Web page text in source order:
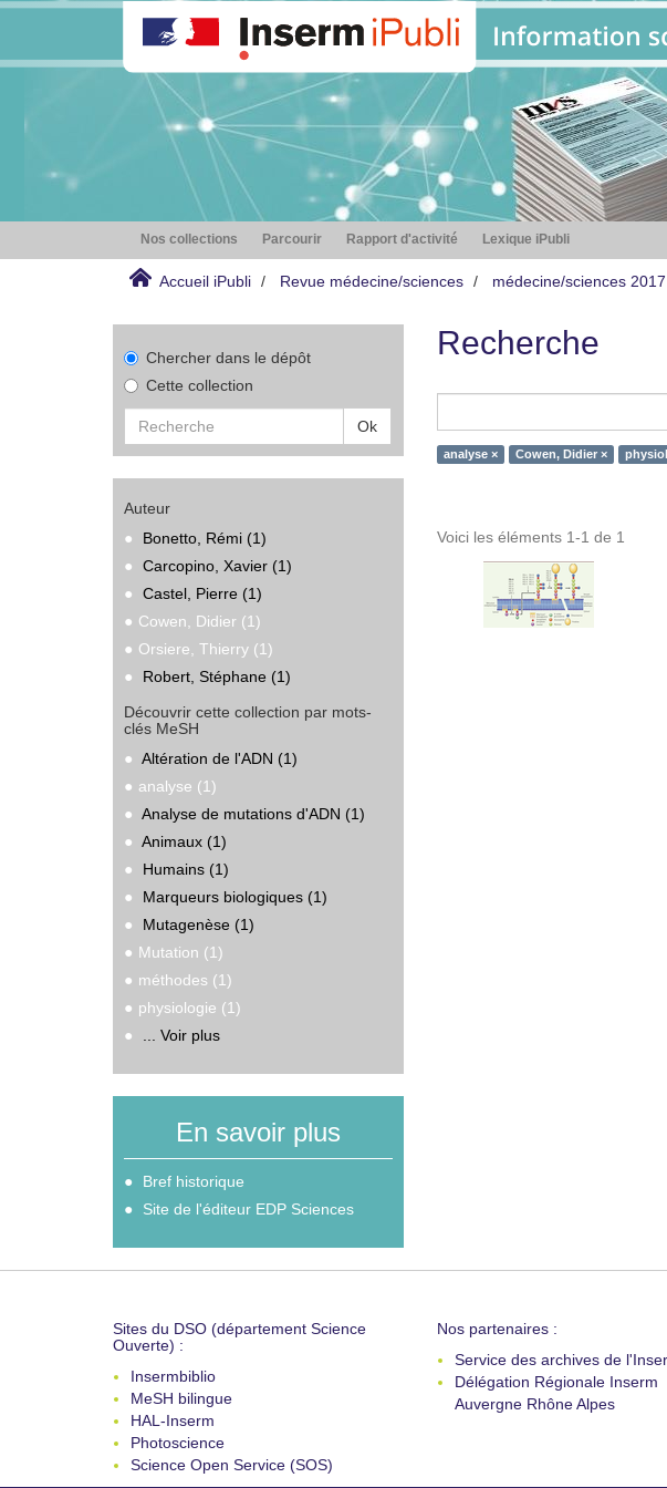
Nos collections Parcourir Rapport d'activité Lexique iPubli
Accueil iPubli Revue médecine/sciences médecine/sciences
Chercher dans le dépôt
Cette collection
Ok
Auteur
Bonetto, Rémi (1)
Carcopino, Xavier (1)
Castel, Pierre (1)
Cowen, Didier (1)
Orsiere, Thierry (1)
Robert, Stéphane (1)
Découvrir cette collection par mots-
clés MeSH
Altération de l'ADN (1)
analyse (1)
Analyse de mutations d'ADN (1)
Animaux (1)
Humains (1)
Marqueurs biologiques (1)
Mutagenèse (1)
Mutation (1)
méthodes (1)
physiologie (1)
... Voir plus
En savoir plus
Bref historique
Site de l'éditeur EDP Sciences
Recherche
analyse × Cowen, Didier ×
Voici les éléments 1-1 de 1
Sites du DSO (département Science
Ouverte) :
Insermbiblio
MeSH bilingue
HAL-Inserm
Photoscience
Science Open Service (SOS)
Nos partenaires :
Service des archives de
Délégation Régionale Inserm
Auvergne Rhône Alpes